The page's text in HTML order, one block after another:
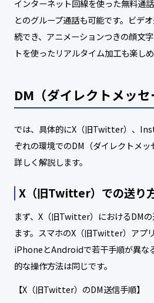
インターネット回線を使った無料通
とのグループ通話も可能です。ビデ
続でき、アニメーションつきの顔文
トを使ったリアルタイム加工も楽しめ
DM（ダイレクトメッ
では、具体的にX（旧Twitter）、
ぞれの環境でのDM（ダイレクトメ
詳しく解説します。
X（旧Twitter）での送り
まず、X（旧Twitter）におけるDM
ます。スマホのX（旧Twitter）アプ
iPhoneとAndroidで若干手順が異な
的な操作方法は同じです。
【X（旧Twitter）のDM送信手順】